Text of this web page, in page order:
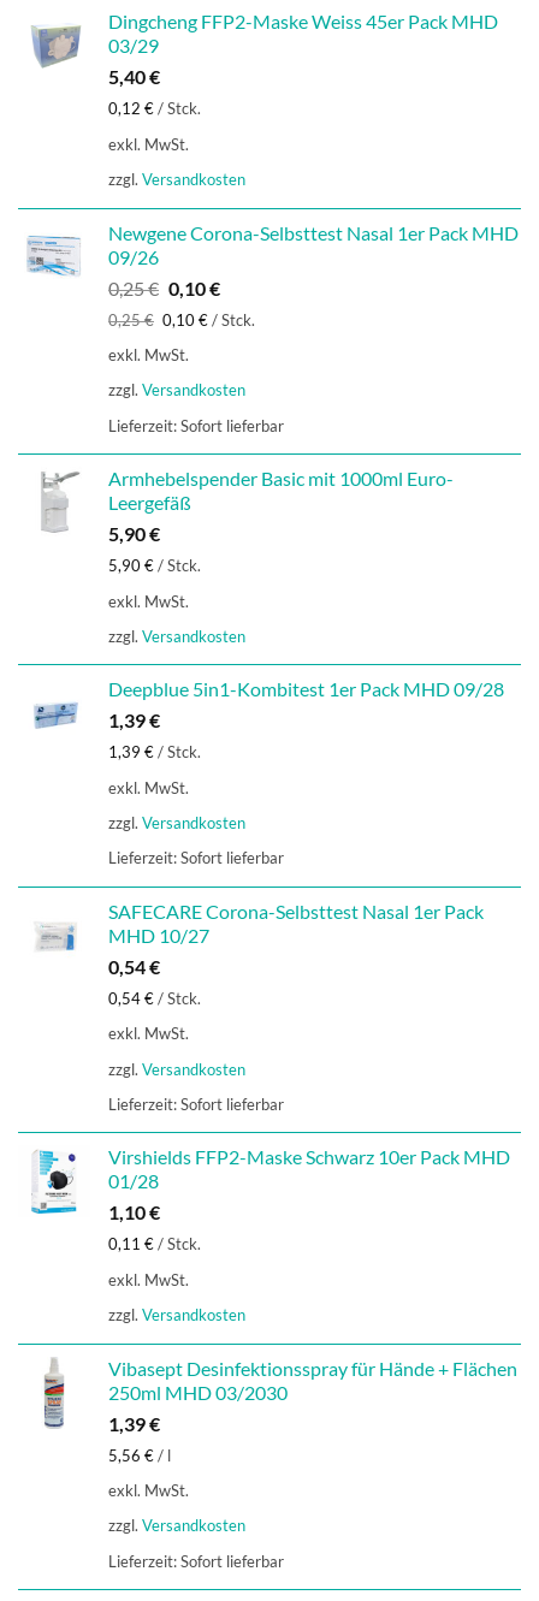
Dingcheng FFP2-Maske Weiss 45er Pack MHD
03/29
5,40€
0,12 €/Stck.
exkl. MwSt.
zzgl. Versandkosten
Newgene Corona-Selbsttest Nasal 1er Pack MHD
09/26
0,25€ Ursprünglicher
Preis
0,25 €
0,10€Aktueller
Preis
0,25€ 0,10€/Stck.
exkl. MwSt.
zzgl. Versandkosten
Lieferzeit:Sofort lieferbar
Armhebelspender Basic mit 1000ml Euro-
Leergefäß
5,90€
5,90€/Stck.
exkl. MwSt.
zzgl. Versandkosten
Deepblue 5in1-Kombitest 1er Pack MHD 09/28
1,39€
1,39 €/Stck.
exkl. MwSt.
zzgl. Versandkosten
Lieferzeit:Sofort lieferbar
SAFECARE Corona-Selbsttest Nasal 1er Pack
MHD 10/27
0,54€
0,54€/Stck.
exkl. MwSt.
zzgl. Versandkosten
Lieferzeit:Sofort lieferbar
Virshields FFP2-Maske Schwarz 10er Pack MHD
01/28
1,10€
0,11 €/Stck.
exkl. MwSt.
zzgl. Versandkosten
Vibasept Desinfektionsspray für Hände + Flächen
250ml MHD 03/2030
1,39€
5,56 €/ l
exkl. MwSt.
zzgl. Versandkosten
Lieferzeit:Sofort lieferbar